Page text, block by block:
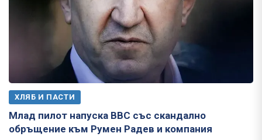
ХЛЯБ И ПАСТИ
Млад пилот напуска ВВС със скандално
обръщение към Румен Радев и компания